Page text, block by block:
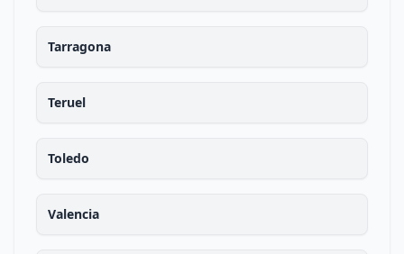
Tarragona
Teruel
Toledo
Valencia